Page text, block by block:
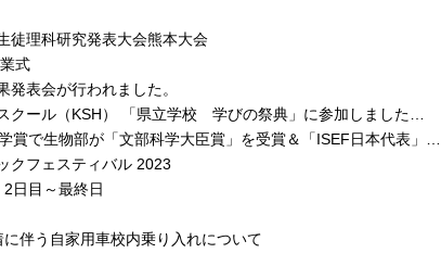
理科研究発表大会熊本大会
式
発表会が行われました。
クール（KSH） 「県立学校 学びの祭典」に参加しました…
賞で生物部が「文部科学大臣賞」を受賞＆「ISEF日本代表」…
クフェスティバル 2023
日目～最終日
伴う自家用車校内乗り入れについて